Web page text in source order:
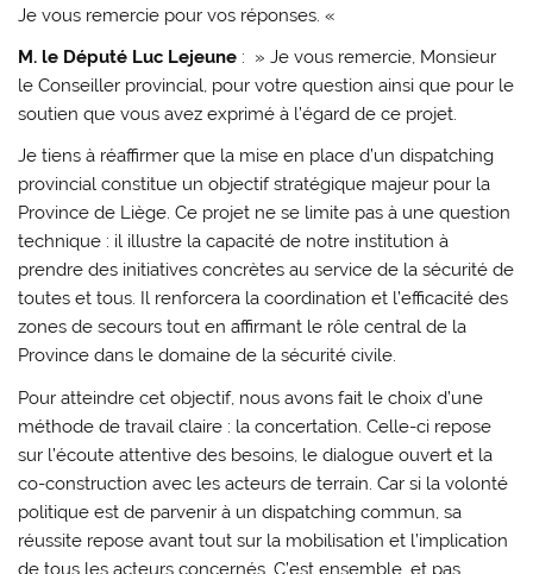
Je vous remercie pour vos réponses. «
M. le Député Luc Lejeune : » Je vous remercie, Monsieur
le Conseiller provincial, pour votre question ainsi que pour le
soutien que vous avez exprimé à l’égard de ce projet.
Je tiens à réaffirmer que la mise en place d’un dispatching
provincial constitue un objectif stratégique majeur pour la
Province de Liège. Ce projet ne se limite pas à une question
technique : il illustre la capacité de notre institution à
prendre des initiatives concrètes au service de la sécurité de
toutes et tous. Il renforcera la coordination et l’efficacité des
zones de secours tout en affirmant le rôle central de la
Province dans le domaine de la sécurité civile.
Pour atteindre cet objectif, nous avons fait le choix d’une
méthode de travail claire : la concertation. Celle-ci repose
sur l’écoute attentive des besoins, le dialogue ouvert et la
co-construction avec les acteurs de terrain. Car si la volonté
politique est de parvenir à un dispatching commun, sa
réussite repose avant tout sur la mobilisation et l’implication
de tous les acteurs concernés. C’est ensemble, et pas